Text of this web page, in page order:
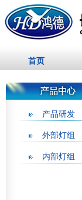
首页
产品研发
外部灯组
内部灯组